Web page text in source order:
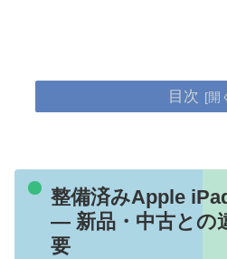
目次
整備済みApple
— 新品・中古との
要